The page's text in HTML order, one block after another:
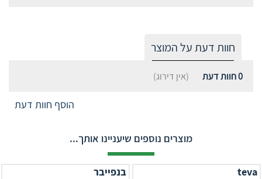
חוות דעת על המוצר
0חוות דעת (אין דירוג)
הוסף חוות דעת
מוצרים נוספים שיעניינו אותך...
teva בנפייבר